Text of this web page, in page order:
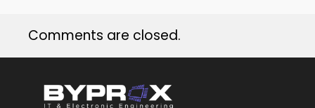
Comments are closed.